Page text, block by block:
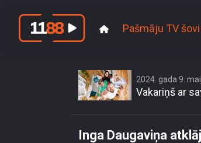
Pašmāju TV šovi
2024. gada 9.
Vakariņš ar
Inga Daugaviņa